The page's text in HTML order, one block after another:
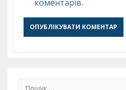
коментарів.
Пошук: